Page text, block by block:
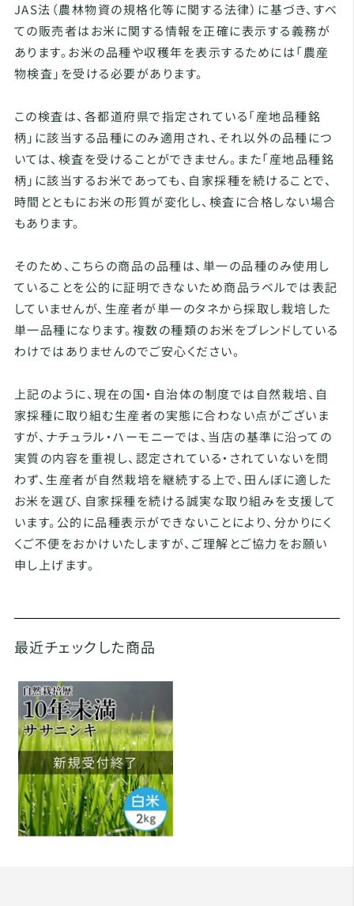
JAS法（農林物資の規格化等に関する法律）に基づき、すべ
ての販売者はお米に関する情報を正確に表示する義務が
あります。お米の品種や収穫年を表示するためには「農産
物検査」を受ける必要があります。
この検査は、各都道府県で指定されている「産地品種銘
柄」に該当する品種にのみ適用され、それ以外の品種につ
いては、検査を受けることができません。また「産地品種銘
柄」に該当するお米であっても、自家採種を続けることで、
時間とともにお米の形質が変化し、検査に合格しない場合
もあります。
そのため、こちらの商品の品種は、単一の品種のみ使用し
ていることを公的に証明できないため商品ラベルでは表記
していませんが、生産者が単一のタネから採取し栽培した
単一品種になります。複数の種類のお米をブレンドしている
わけではありませんのでご安心ください。
上記のように、現在の国・自治体の制度では自然栽培、自
家採種に取り組む生産者の実態に合わない点がございま
すが、ナチュラル・ハーモニーでは、当店の基準に沿っての
実質の内容を重視し、認定されている・されていないを問
わず、生産者が自然栽培を継続する上で、田んぼに適した
お米を選び、自家採種を続ける誠実な取り組みを支援して
います。公的に品種表示ができないことにより、分かりにく
くご不便をおかけいたしますが、ご理解とご協力をお願い
申し上げます。
最近チェックした商品